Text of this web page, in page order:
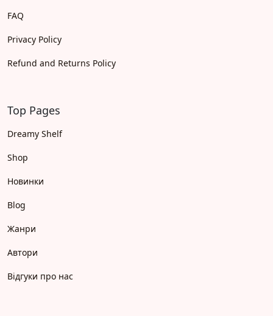
FAQ
Privacy Policy
Refund and Returns Policy
Top Pages
Dreamy Shelf
Shop
Новинки
Blog
Жанри
Автори
Відгуки про нас